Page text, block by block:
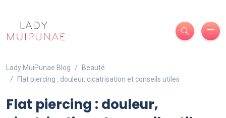
Lady MuiPunae Blog
Beauté
Flat piercing : douleur, cicatrisation et conseils utiles
Flat piercing : douleur,